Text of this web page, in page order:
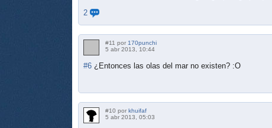
2
#11 por 170punchi
5 abr 2013, 10:44
#6 ¿Entonces las olas del mar no existen? :O
#10 por khuifaf
5 abr 2013, 05:03